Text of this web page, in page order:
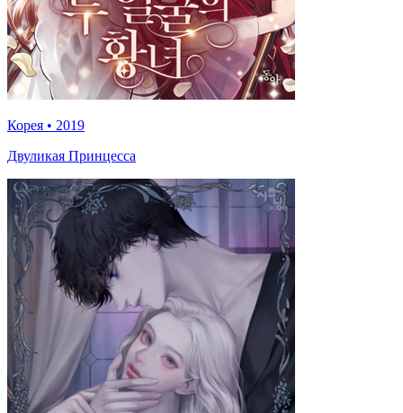
Корея • 2019
Двуликая Принцесса